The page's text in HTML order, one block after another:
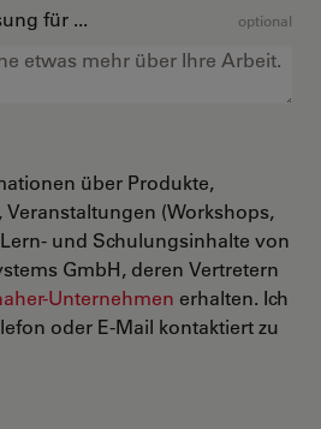
für ... optional
über Produkte,
(Workshops,
und Schulungsinhalte von
GmbH, deren Vertretern
Unternehmen erhalten. Ich
oder E-Mail kontaktiert zu